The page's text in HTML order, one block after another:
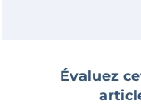
d’alimentation
polarité des
DIP pour
Évaluez